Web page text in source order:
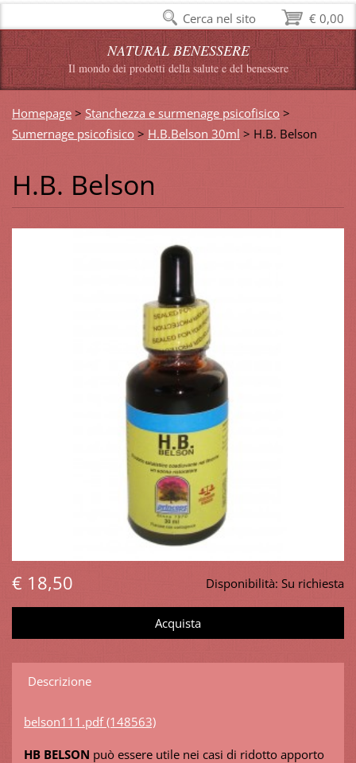
NATURAL BENESSERE
Il mondo dei prodotti della salute e del benessere
Homepage > Stanchezza e surmenage psicofisico >
Sumernage psicofisico > H.B.Belson 30ml > H.B. Belson
H.B. Belson
Disponibilità: Su richiesta
€ 18,50
Descrizione
belson111.pdf (148563)
HB BELSON può essere utile nei casi di ridotto apporto
€ 0,00
Cerca nel sito